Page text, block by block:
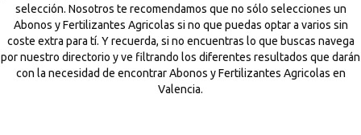
selección. Nosotros te recomendamos que no sólo selecciones un
Abonos y Fertilizantes Agricolas si no que puedas optar a varios sin
coste extra para tí. Y recuerda, si no encuentras lo que buscas navega
por nuestro directorio y ve filtrando los diferentes resultados que darán
con la necesidad de encontrar Abonos y Fertilizantes Agricolas en
Valencia.